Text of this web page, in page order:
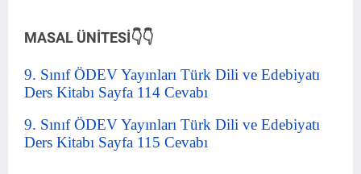
MASAL ÜNİTESİ👇👇
9. Sınıf ÖDEV Yayınları Türk Dili ve Edebiyatı
Ders Kitabı Sayfa 114 Cevabı
9. Sınıf ÖDEV Yayınları Türk Dili ve Edebiyatı
Ders Kitabı Sayfa 115 Cevabı